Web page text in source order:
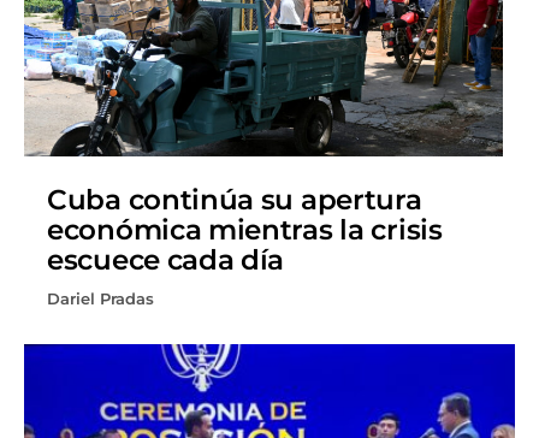
Cuba continúa su apertura
económica mientras la crisis
escuece cada día
Dariel Pradas